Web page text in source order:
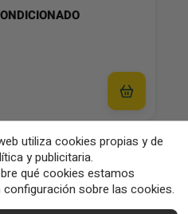
2
utiliza cookies propias y de
y publicitaria.
qué cookies estamos
sobre las cookies.